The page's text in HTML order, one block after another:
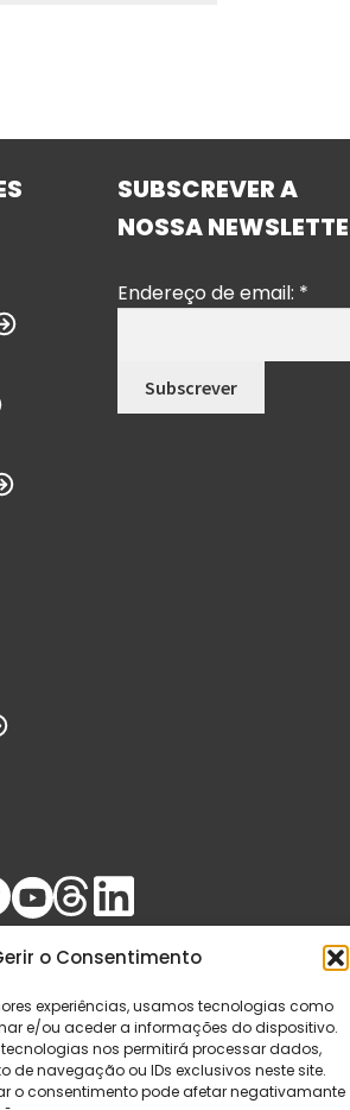
o Consentimento
experiências, usamos tecnologias como
e/ou aceder a informações do dispositivo.
nos permitirá processar dados,
de navegação ou IDs exclusivos neste site.
o consentimento pode afetar negativamante
SUBSCREVER A
NOSSA
Endereço de email: *
Saída de Emergência. Todos os
reservados.